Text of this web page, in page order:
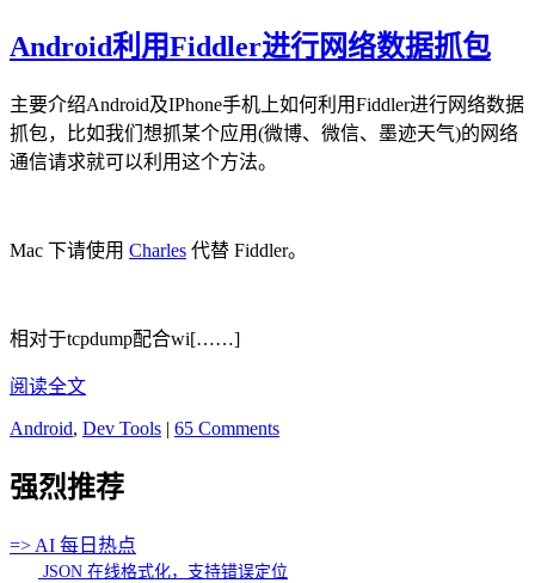
Android利用Fiddler进行网络数据抓包
主要介绍Android及IPhone手机上如何利用Fiddler进行网络数据
抓包，比如我们想抓某个应用(微博、微信、墨迹天气)的网络
通信请求就可以利用这个方法。
Mac 下请使用 Charles 代替 Fiddler。
相对于tcpdump配合wi[……]
阅读全文
Android, Dev Tools | 65 Comments
强烈推荐
=> AI 每日热点
JSON 在线格式化，支持错误定位